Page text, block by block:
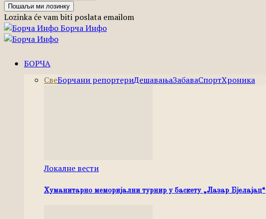
Lozinka će vam biti poslata emailom
Борча Инфо
БОРЧА
СвеБорчани репортериДешавањаЗабаваСпортХроника
Локалне вести
Хуманитарно меморијални турнир у баскету „Лазар Бјелајац“